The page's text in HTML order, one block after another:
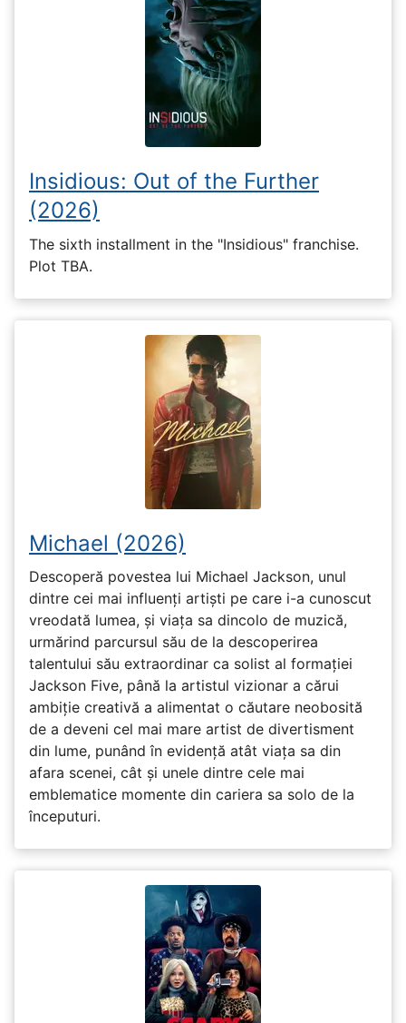
Insidious: Out of the Further
(2026)
The sixth installment in the "Insidious" franchise.
Plot TBA.
Michael (2026)
Descoperă povestea lui Michael Jackson, unul
dintre cei mai influenți artiști pe care i-a cunoscut
vreodată lumea, și viața sa dincolo de muzică,
urmărind parcursul său de la descoperirea
talentului său extraordinar ca solist al formației
Jackson Five, până la artistul vizionar a cărui
ambiție creativă a alimentat o căutare neobosită
de a deveni cel mai mare artist de divertisment
din lume, punând în evidență atât viața sa din
afara scenei, cât și unele dintre cele mai
emblematice momente din cariera sa solo de la
începuturi.